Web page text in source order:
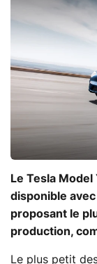
Le Tesla
disponible
proposant le
production,
Le plus petit